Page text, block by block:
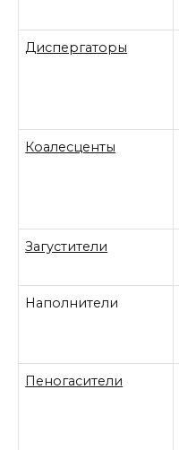
Диспергаторы
Коалесценты
Загустители
Наполнители
Пеногасители